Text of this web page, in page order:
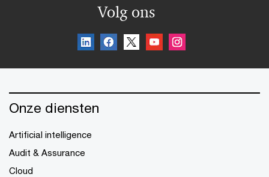
Pensioenuitvoeringsorganisaties moeten
in gewijzigde berekeningen waarborgen bij
Volg ons
Onze diensten
Artificial intelligence
Audit & Assurance
Cloud